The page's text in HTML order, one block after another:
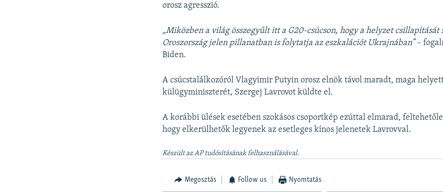
orosz agresszió.
„Miközben a világ összegyűlt itt a G20-csúcson, hogy a helyzet csillapítását
Oroszország jelen pillanatban is folytatja az eszkalációt Ukrajnában”–
Biden.
A csúcstalálkozóról Vlagyimir Putyin orosz elnök távol maradt, maga
külügyminiszterét, Szergej Lavrovot küldte el.
A korábbi ülések esetében szokásos csoportkép ezúttal elmarad,
hogy elkerülhetők legyenek az esetleges kínos jelenetek Lavrovval.
Készült az AP tudósításának felhasználásával.
Megosztás Follow us Nyomtatás